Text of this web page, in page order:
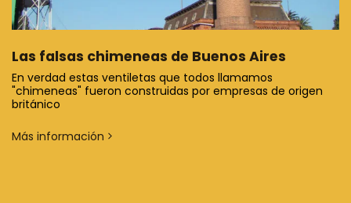
Las falsas chimeneas de Buenos Aires
En verdad estas ventiletas que todos llamamos
"chimeneas" fueron construidas por empresas de origen
británico
Más información